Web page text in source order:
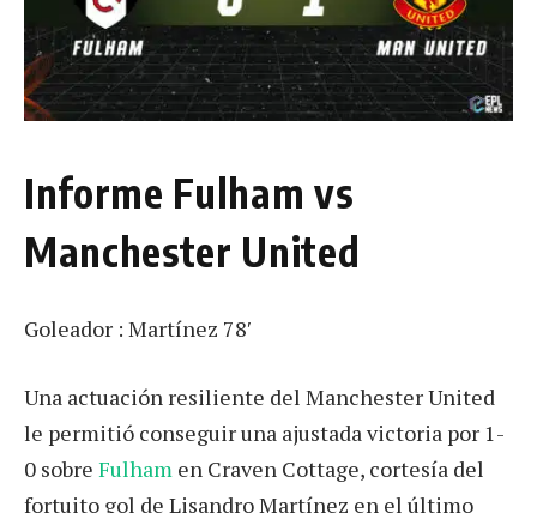
Informe Fulham vs
Manchester United
Goleador : Martínez 78′
Una actuación resiliente del Manchester United
le permitió conseguir una ajustada victoria por 1-
0 sobre Fulham en Craven Cottage, cortesía del
fortuito gol de Lisandro Martínez en el último